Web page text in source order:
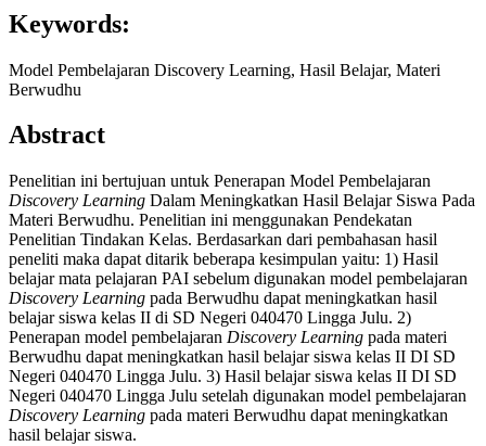
Keywords:
Model Pembelajaran Discovery Learning, Hasil Belajar, Materi
Berwudhu
Abstract
Penelitian ini bertujuan untuk Penerapan Model Pembelajaran
Discovery Learning Dalam Meningkatkan Hasil Belajar Siswa Pada
Materi Berwudhu. Penelitian ini menggunakan Pendekatan
Penelitian Tindakan Kelas. Berdasarkan dari pembahasan hasil
peneliti maka dapat ditarik beberapa kesimpulan yaitu: 1) Hasil
belajar mata pelajaran PAI sebelum digunakan model pembelajaran
Discovery Learning pada Berwudhu dapat meningkatkan hasil
belajar siswa kelas II di SD Negeri 040470 Lingga Julu. 2)
Penerapan model pembelajaran Discovery Learning pada materi
Berwudhu dapat meningkatkan hasil belajar siswa kelas II DI SD
Negeri 040470 Lingga Julu. 3) Hasil belajar siswa kelas II DI SD
Negeri 040470 Lingga Julu setelah digunakan model pembelajaran
Discovery Learning pada materi Berwudhu dapat meningkatkan
hasil belajar siswa.